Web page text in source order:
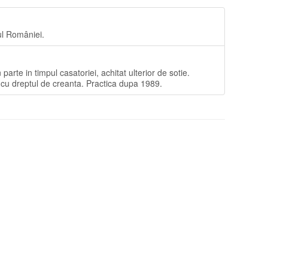
României.
in timpul casatoriei, achitat ulterior de sotie.
dreptul de creanta. Practica dupa 1989.